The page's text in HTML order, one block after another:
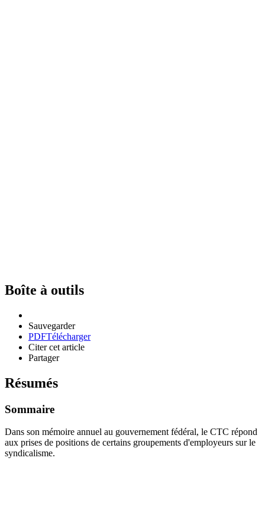
Boîte à outils
Sauvegarder
PDFTélécharger
Citer cet article
Partager
Résumés
Sommaire
Dans son mémoire annuel au gouvernement fédéral, le CTC répond
aux prises de positions de certains groupements d'employeurs sur le
syndicalisme.